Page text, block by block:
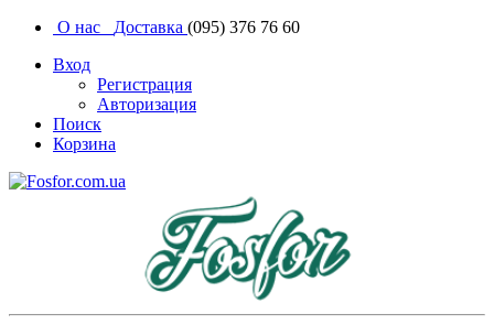
О нас Доставка (095) 376 76 60
Вход
Регистрация
Авторизация
Поиск
Корзина